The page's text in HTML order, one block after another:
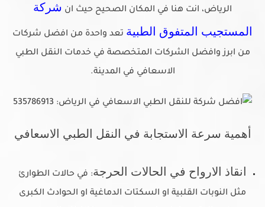
الرياض، انت هنا في المكان الصحيح حيث ان شركة
المستجيب المتفوق الطبية تعد واحدة من افضل شركات
من ابرز وافضل الشركات المتخصصة في خدمات النقل الطبي
الاسعافي في المدينة.
أهمية سرعة الاستجابة في النقل الطبي الاسعافي
انقاذ الارواح في الحالات الحرجة: في حالات الطوارئ
مثل النوبات القلبية او السكتات الدماغية او الحوادث الكبرى